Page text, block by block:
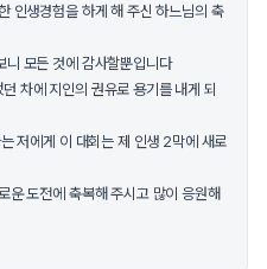
인생경험을 하게 해 주신 하느님의 축
니 모든 것에 감사할뿐입니다
차에 지인의 권유로 용기를 내게 되
저에게 이 대회는 제 인생 2막에 새로
운 도전에 축복해 주시고 많이 응원해